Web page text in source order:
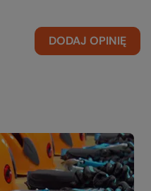
DODAJ OPINIĘ